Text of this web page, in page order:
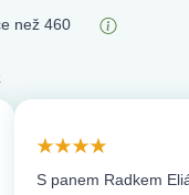
než 460
S panem Radkem